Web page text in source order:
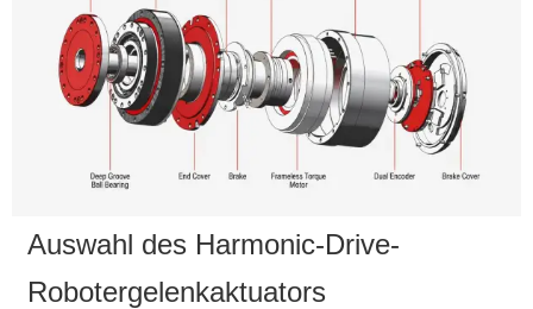
werden heute häufig in
den J1–J6-Gelenken von
kollaborativen Robotern
und Zweiarmrobotern, den
Laufgelenken von
vierbeinigen Robotern und
eingesetzt.
Magnetfeldinteraktion und
ist dadurch ideal für
hochpräzise
Anwendungen wie
Robotergelenke und
industrielle
ermöglicht den direkten
mechanische
Übertragungsverluste.
Auswahl des Harmonic-Drive-
Robotergelenkaktuators